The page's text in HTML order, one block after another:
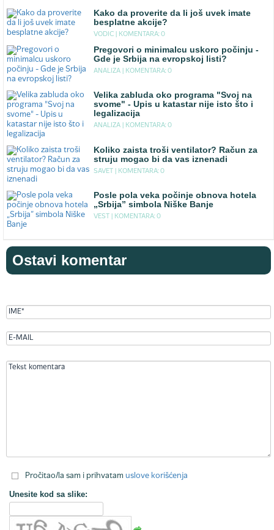
Kako da proverite da li još uvek imate
besplatne akcije?
VODIC | KOMENTARA: 0
Pregovori o minimalcu uskoro počinju -
Gde je Srbija na evropskoj listi?
ANALIZA | KOMENTARA: 0
Velika zabluda oko programa "Svoj na
svome" - Upis u katastar nije isto što i
legalizacija
ANALIZA | KOMENTARA: 0
Koliko zaista troši ventilator? Račun za
struju mogao bi da vas iznenadi
SAVET | KOMENTARA: 0
Posle pola veka počinje obnova hotela
„Srbija” simbola Niške Banje
VEST | KOMENTARA: 0
Ostavi komentar
Pročitao/la sam i prihvatam uslove korišćenja
Unesite kod sa slike: